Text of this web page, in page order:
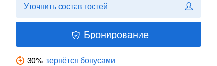
Уточнить состав гостей
Бронирование
30% вернётся бонусами